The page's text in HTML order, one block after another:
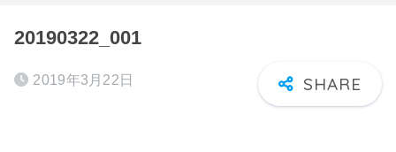
20190322_001
2019年3月22日